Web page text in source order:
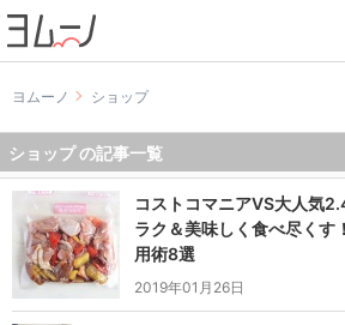
ヨムーノ ショップ
ショップ の記事一覧
コストコマニアVS大人気
ラク＆美味しく食べ尽くす
用術8選
2019年01月26日